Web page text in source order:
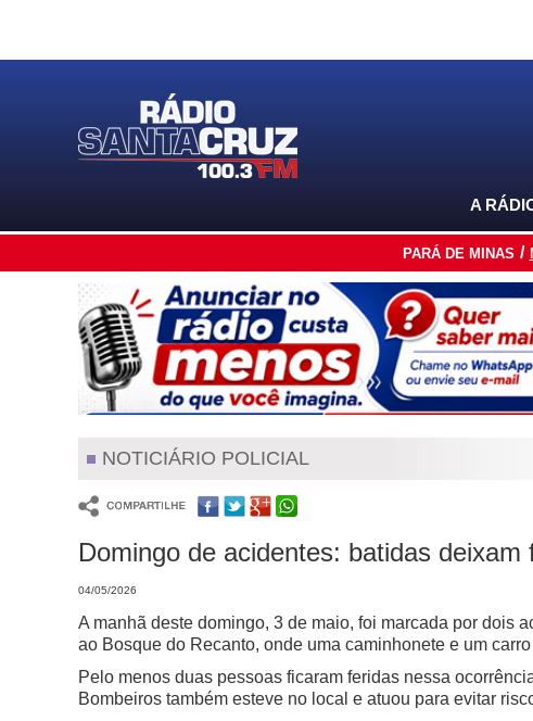
A
PARÁ DE MINAS
NOTICIÁRIO POLICIAL
Domingo de acidentes: batidas
04/05/2026
A manhã deste domingo, 3 de maio, foi marcada por dois
ao Bosque do Recanto, onde uma caminhonete e um
Pelo menos duas pessoas ficaram feridas nessa
Bombeiros também esteve no local e atuou para evitar